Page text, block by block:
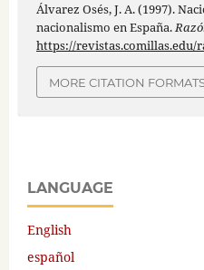
Álvarez Osés, J. A. (1997).
nacionalismo en España.
https://revistas.comillas.edu/
MORE CITATION
LANGUAGE
English
español